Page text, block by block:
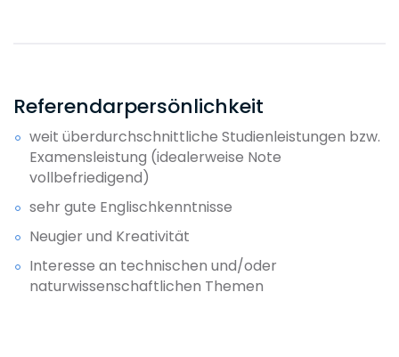
Referendarpersönlichkeit
weit überdurchschnittliche Studienleistungen bzw.
Examensleistung (idealerweise Note
vollbefriedigend)
sehr gute Englischkenntnisse
Neugier und Kreativität
Interesse an technischen und/oder
naturwissenschaftlichen Themen